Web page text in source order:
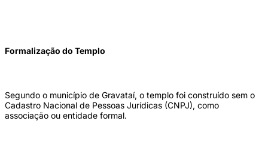
Formalização do Templo
Segundo o município de Gravataí, o templo foi construído sem o
Cadastro Nacional de Pessoas Jurídicas (CNPJ), como
associação ou entidade formal.